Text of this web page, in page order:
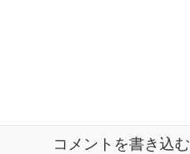
コメントを書き込む